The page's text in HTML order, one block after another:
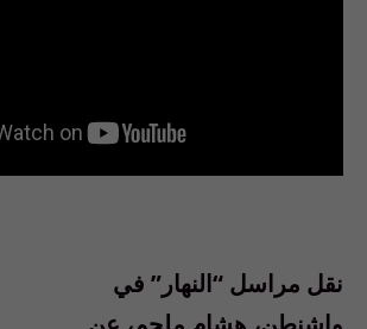
نقل مراسل “النهار” في